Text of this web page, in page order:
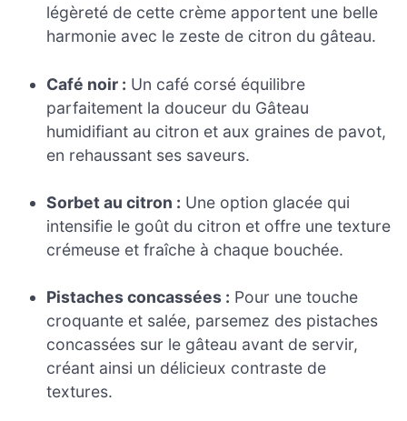
légèreté de cette crème apportent une belle
harmonie avec le zeste de citron du gâteau.
Café noir : Un café corsé équilibre
parfaitement la douceur du Gâteau
humidifiant au citron et aux graines de pavot,
en rehaussant ses saveurs.
Sorbet au citron : Une option glacée qui
intensifie le goût du citron et offre une texture
crémeuse et fraîche à chaque bouchée.
Pistaches concassées : Pour une touche
croquante et salée, parsemez des pistaches
concassées sur le gâteau avant de servir,
créant ainsi un délicieux contraste de
textures.